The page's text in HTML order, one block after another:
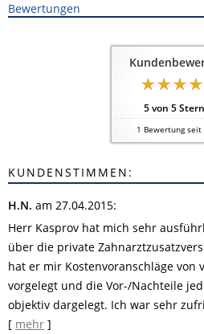
Bewertungen
5von 5
1 Bewertung seit
KUNDENSTIMMEN:
H.N. am 27.04.2015:
Herr Kasprov hat mich sehr
über die private
hat er mir Kostenvoranschläge von
vorgelegt und die Vor-/Nachteile
objektiv dargelegt. Ich war sehr
[ mehr ]